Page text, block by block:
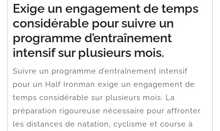
Exige un engagement de temps
considérable pour suivre un
programme d’entraînement
intensif sur plusieurs mois.
Suivre un programme d’entraînement intensif
pour un Half Ironman exige un engagement de
temps considérable sur plusieurs mois. La
préparation rigoureuse nécessaire pour affronter
les distances de natation, cyclisme et course à